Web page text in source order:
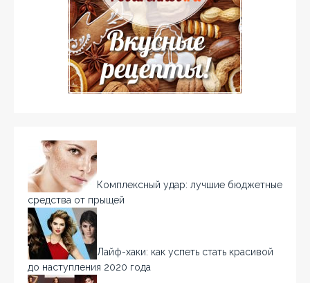
Комплексный удар: лучшие бюджетные
средства от прыщей
Лайф-хаки: как успеть стать красивой
до наступления 2020 года